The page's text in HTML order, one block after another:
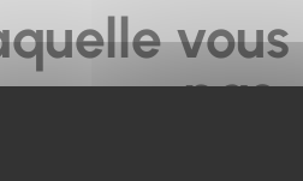
le moteur de recherche en